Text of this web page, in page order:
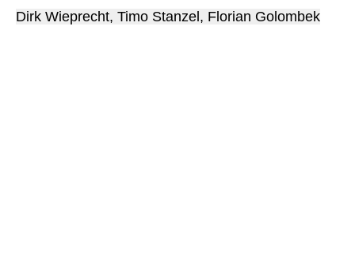
Dirk Wieprecht, Timo Stanzel, Florian Golombek